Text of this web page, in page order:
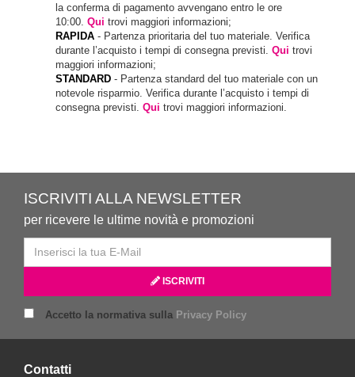
la conferma di pagamento avvengano entro le ore
10:00. Qui trovi maggiori informazioni;
RAPIDA - Partenza prioritaria del tuo materiale. Verifica
durante l’acquisto i tempi di consegna previsti. Qui trovi
maggiori informazioni;
STANDARD - Partenza standard del tuo materiale con un
notevole risparmio. Verifica durante l’acquisto i tempi di
consegna previsti. Qui trovi maggiori informazioni.
ISCRIVITI ALLA NEWSLETTER
per ricevere le ultime novità e promozioni
ISCRIVITI
Accetto la normativa sulla Privacy Policy
Contatti